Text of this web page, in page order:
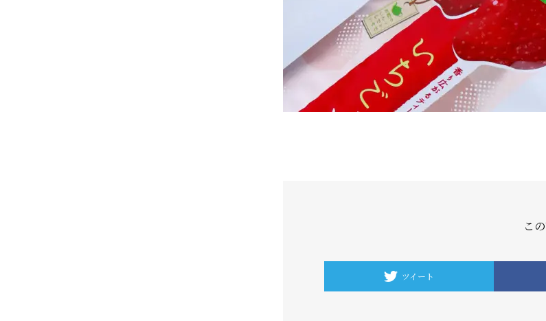
こ
ツイート